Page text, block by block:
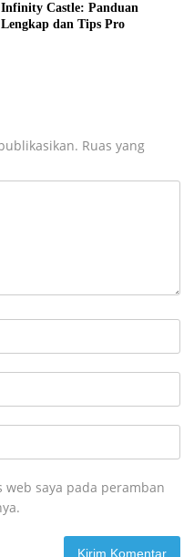
Infinity Castle: Panduan
Lengkap dan Tips Pro
Ruas yang
web saya pada peramban